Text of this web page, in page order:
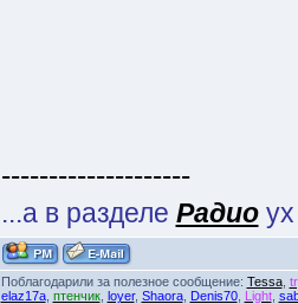
--------------------
...а в разделе Радиоух
Поблагодарили за полезное сообщение: Tessa,
elaz17a, птенчик, loyer, Shaora, Denis70, Light,